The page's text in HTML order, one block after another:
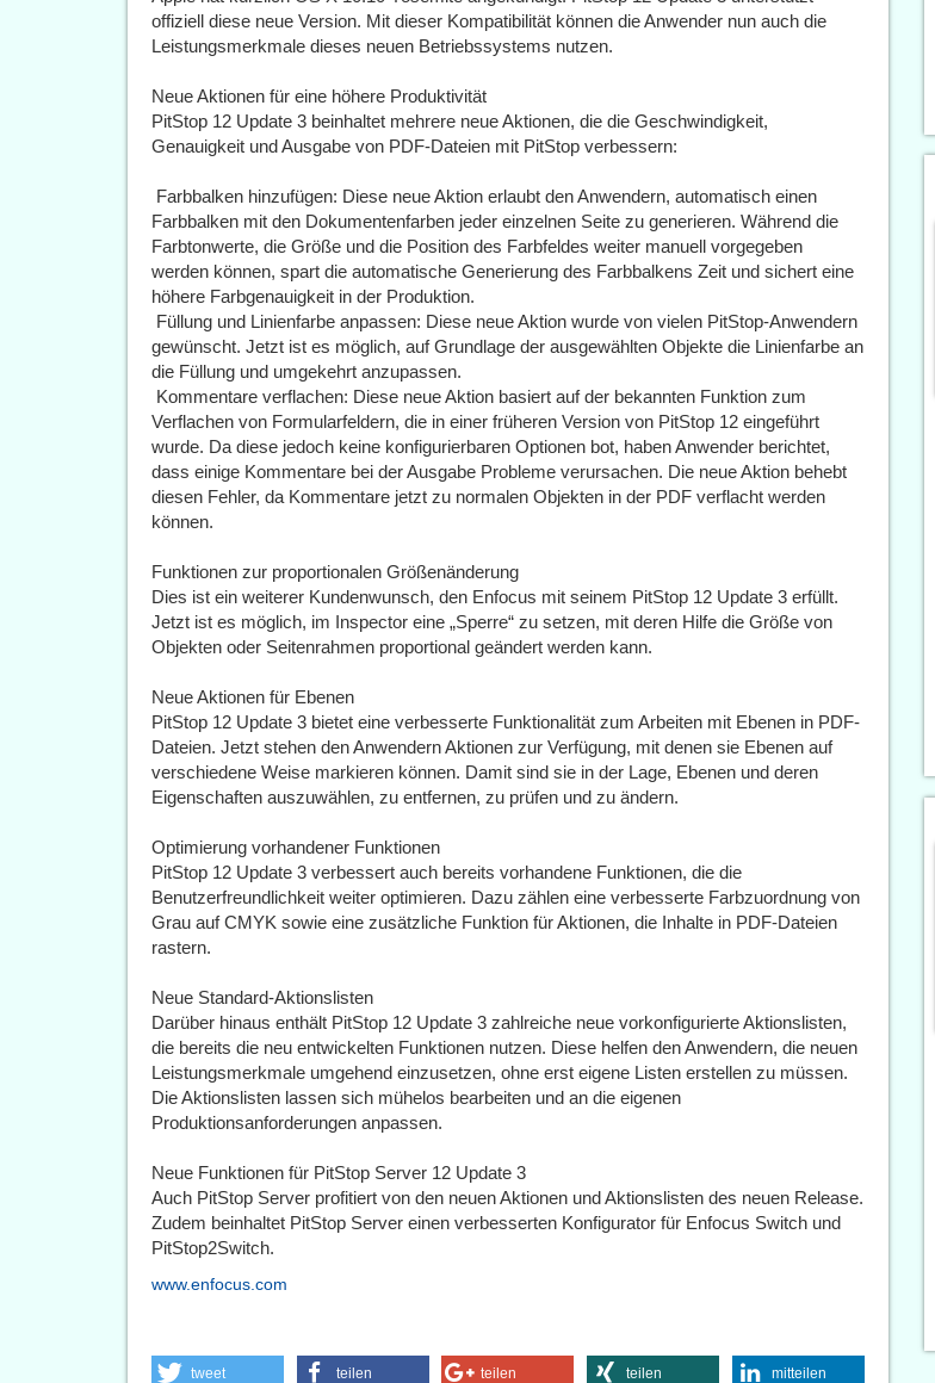
offiziell diese neue Version. Mit dieser Kompatibilität können die Anwender nun auch die
Leistungsmerkmale dieses neuen Betriebssystems nutzen.
Neue Aktionen für eine höhere Produktivität
PitStop 12 Update 3 beinhaltet mehrere neue Aktionen, die die Geschwindigkeit,
Genauigkeit und Ausgabe von PDF-Dateien mit PitStop verbessern:
 Farbbalken hinzufügen: Diese neue Aktion erlaubt den Anwendern, automatisch einen
Farbbalken mit den Dokumentenfarben jeder einzelnen Seite zu generieren. Während die
Farbtonwerte, die Größe und die Position des Farbfeldes weiter manuell vorgegeben
werden können, spart die automatische Generierung des Farbbalkens Zeit und sichert eine
höhere Farbgenauigkeit in der Produktion.
 Füllung und Linienfarbe anpassen: Diese neue Aktion wurde von vielen PitStop-Anwendern
gewünscht. Jetzt ist es möglich, auf Grundlage der ausgewählten Objekte die Linienfarbe an
die Füllung und umgekehrt anzupassen.
 Kommentare verflachen: Diese neue Aktion basiert auf der bekannten Funktion zum
Verflachen von Formularfeldern, die in einer früheren Version von PitStop 12 eingeführt
wurde. Da diese jedoch keine konfigurierbaren Optionen bot, haben Anwender berichtet,
dass einige Kommentare bei der Ausgabe Probleme verursachen. Die neue Aktion behebt
diesen Fehler, da Kommentare jetzt zu normalen Objekten in der PDF verflacht werden
können.
Funktionen zur proportionalen Größenänderung
Dies ist ein weiterer Kundenwunsch, den Enfocus mit seinem PitStop 12 Update 3 erfüllt.
Jetzt ist es möglich, im Inspector eine „Sperre“ zu setzen, mit deren Hilfe die Größe von
Objekten oder Seitenrahmen proportional geändert werden kann.
Neue Aktionen für Ebenen
PitStop 12 Update 3 bietet eine verbesserte Funktionalität zum Arbeiten mit Ebenen in PDF-
Dateien. Jetzt stehen den Anwendern Aktionen zur Verfügung, mit denen sie Ebenen auf
verschiedene Weise markieren können. Damit sind sie in der Lage, Ebenen und deren
Eigenschaften auszuwählen, zu entfernen, zu prüfen und zu ändern.
Optimierung vorhandener Funktionen
PitStop 12 Update 3 verbessert auch bereits vorhandene Funktionen, die die
Benutzerfreundlichkeit weiter optimieren. Dazu zählen eine verbesserte Farbzuordnung von
Grau auf CMYK sowie eine zusätzliche Funktion für Aktionen, die Inhalte in PDF-Dateien
rastern.
Neue Standard-Aktionslisten
Darüber hinaus enthält PitStop 12 Update 3 zahlreiche neue vorkonfigurierte Aktionslisten,
die bereits die neu entwickelten Funktionen nutzen. Diese helfen den Anwendern, die neuen
Leistungsmerkmale umgehend einzusetzen, ohne erst eigene Listen erstellen zu müssen.
Die Aktionslisten lassen sich mühelos bearbeiten und an die eigenen
Produktionsanforderungen anpassen.
Neue Funktionen für PitStop Server 12 Update 3
Auch PitStop Server profitiert von den neuen Aktionen und Aktionslisten des neuen Release.
Zudem beinhaltet PitStop Server einen verbesserten Konfigurator für Enfocus Switch und
PitStop2Switch.
www.enfocus.com
tweet teilen teilen teilen mitteilen